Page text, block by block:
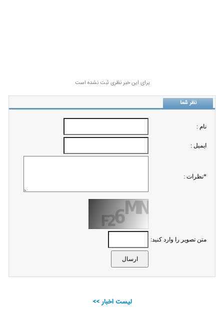
برای این خبر نظری ثبت نشده است
نظر شما
نام :
ايميل :
*نظرات :
متن تصویر را وارد کنید:
لیست اخبار >>